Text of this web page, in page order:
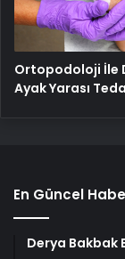
Ortopodoloji İle
Ayak Yarası
En Güncel
Derya Bakbak